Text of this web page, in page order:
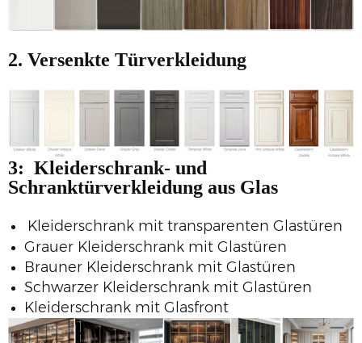
2. Versenkte Türverkleidung
3: Kleiderschrank- und
Schranktürverkleidung aus Glas
Kleiderschrank mit transparenten Glastüren
Grauer Kleiderschrank mit Glastüren
Brauner Kleiderschrank mit Glastüren
Schwarzer Kleiderschrank mit Glastüren
Kleiderschrank mit Glasfront